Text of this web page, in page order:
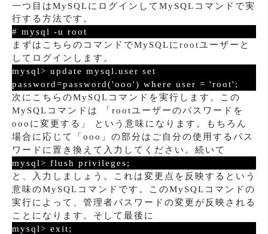
一つ目はMySQLにログインしてMySQLコマンドで実
行する方法です。
# mysql -u root
まずはこちらのコマンドでMySQLにrootユーザーと
してログインします。
mysql> update mysql.user set
password=password('ooo') where user = 'root';
次にこちらのMySQLコマンドを実行します。この
MySQLコマンドは 「rootユーザーのパスワードを
oooに変更する」 という意味になります。もちろん
場合に応じて「ooo」の部分はご自分の使用するパス
ワードに置き換えて入力してください。続いて
mysql> flush privileges;
と、入力しましょう。これは変更点を反映するという
意味のMySQLコマンドです。このMySQLコマンドの
実行によって、管理者パスワードの変更が反映される
ことになります。そして最後に
mysql> exit;